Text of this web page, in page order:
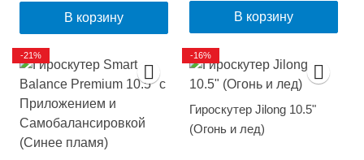
В корзину В корзину
-21%
Гироскутер Jilong 10.5"
(Огонь и лед)
-16%